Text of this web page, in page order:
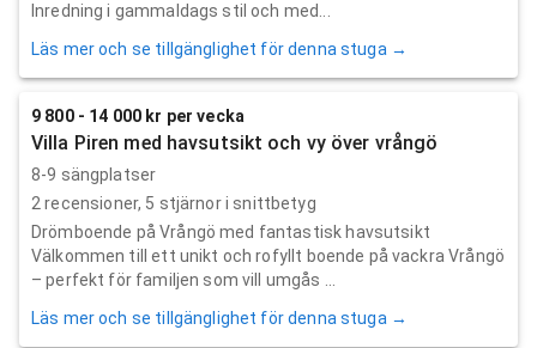
Inredning i gammaldags stil och med...
Läs mer och se tillgänglighet för denna stuga →
9 800 - 14 000 kr per vecka
Villa Piren med havsutsikt och vy över vrångö
8-9 sängplatser
2 recensioner, 5 stjärnor i snittbetyg
Drömboende på Vrångö med fantastisk havsutsikt
Välkommen till ett unikt och rofyllt boende på vackra Vrångö
– perfekt för familjen som vill umgås ...
Läs mer och se tillgänglighet för denna stuga →